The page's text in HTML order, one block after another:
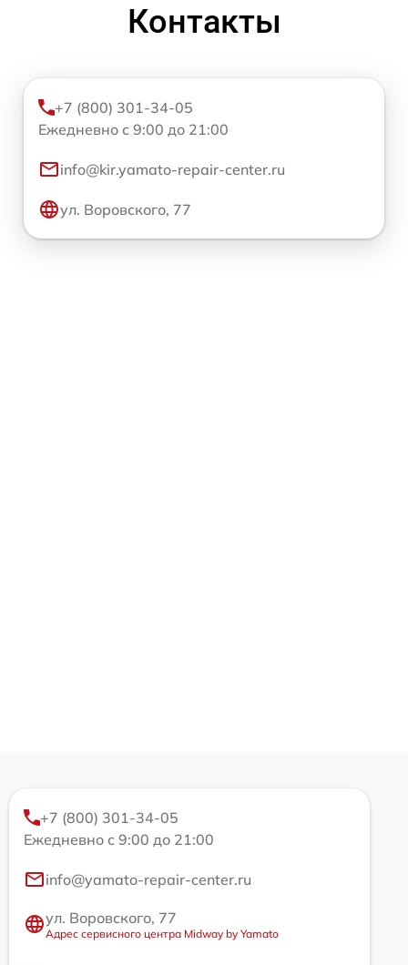
Контакты
+7 (800) 301-34-05
Ежедневно с 9:00 до 21:00
info@kir.yamato-repair-center.ru
ул. Воровского, 77
+7 (800) 301-34-05
Ежедневно с 9:00 до 21:00
info@yamato-repair-center.ru
ул. Воровского, 77
Адрес сервисного центра Midway by Yamato